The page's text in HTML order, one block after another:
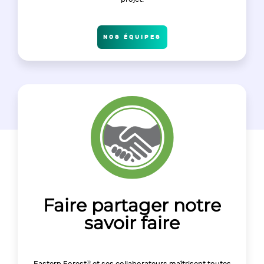
NOS ÉQUIPES
Faire partager notre
savoir faire
®